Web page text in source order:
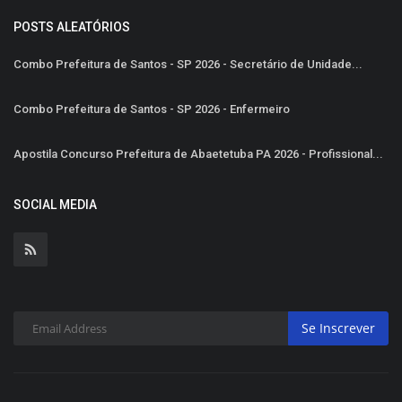
POSTS ALEATÓRIOS
Combo Prefeitura de Santos - SP 2026 - Secretário de Unidade...
Combo Prefeitura de Santos - SP 2026 - Enfermeiro
Apostila Concurso Prefeitura de Abaetetuba PA 2026 - Profissional...
SOCIAL MEDIA
Se Inscrever